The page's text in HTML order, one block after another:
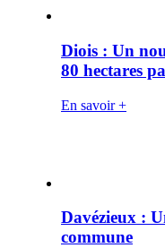
Diois : Un
80 hectares
En savoir +
Davézieux :
commune